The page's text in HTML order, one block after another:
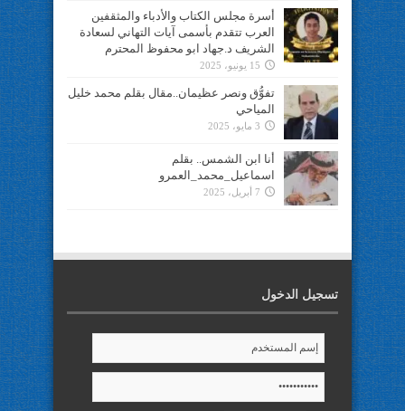
أسرة مجلس الكتاب والأدباء والمثقفين
العرب تتقدم بأسمى آيات التهاني لسعادة
الشريف د.جهاد ابو محفوظ المحترم
15 يونيو، 2025
تفوُّق ونصر عظيمان..مقال بقلم محمد خليل
المياحي
3 مايو، 2025
أنا ابن الشمس.. بقلم
اسماعيل_محمد_العمرو
7 أبريل، 2025
تسجيل الدخول